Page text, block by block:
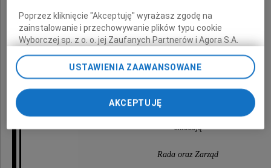
Jerzemu Wojnarowi
z powodu śmierci
Teściowej
składają
Rada oraz Zarząd
Poprzez kliknięcie "Akceptuję" wyrażasz zgodę na
zainstalowanie i przechowywanie plików typu cookie
Wyborczej sp. z o. o. jej Zaufanych Partnerów i Agora S.A.
chwili zmienić swoje preferencje dot. plików cookie,
ponownie wywołując narzędzie do zarządzania Twoimi
preferencjami dot. przetwarzania danych poprzez
odnośnik „Ustawienia prywatności” w stopce serwisu i
przechodząc do sekcji „Ustawienia zaawansowane”.
USTAWIENIA ZAAWANSOWANE
AKCEPTUJĘ